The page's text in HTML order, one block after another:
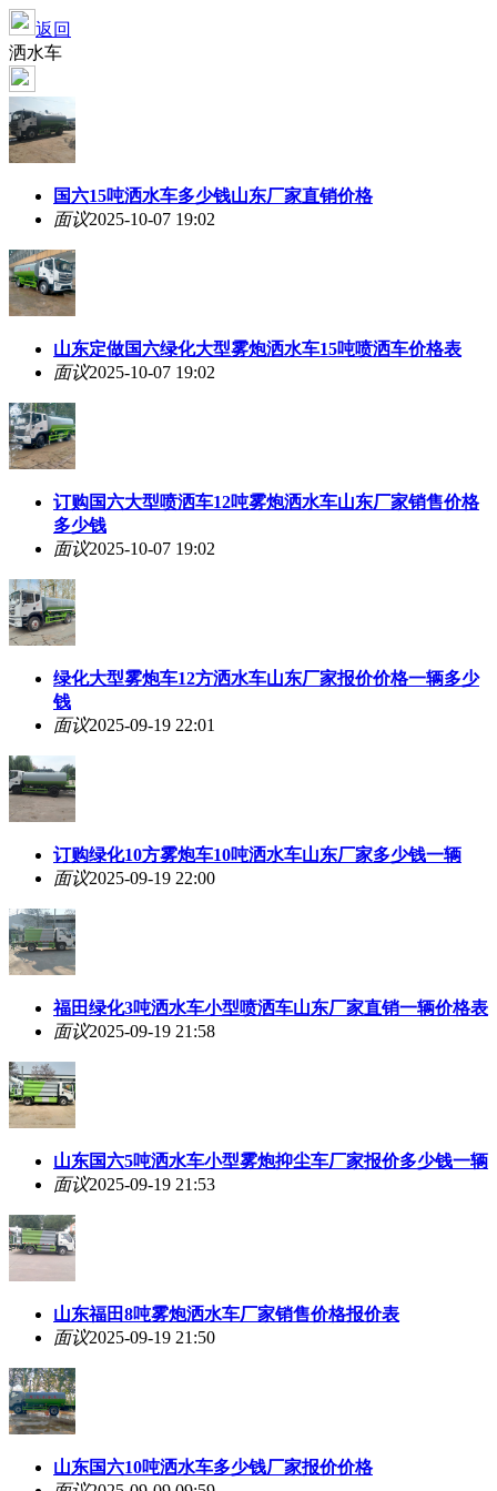
返回
洒水车
国六15吨洒水车多少钱山东厂家直销价格
面议2025-10-07 19:02
山东定做国六绿化大型雾炮洒水车15吨喷洒车价格表
面议2025-10-07 19:02
订购国六大型喷洒车12吨雾炮洒水车山东厂家销售价格
多少钱
面议2025-10-07 19:02
绿化大型雾炮车12方洒水车山东厂家报价价格一辆多少
钱
面议2025-09-19 22:01
订购绿化10方雾炮车10吨洒水车山东厂家多少钱一辆
面议2025-09-19 22:00
福田绿化3吨洒水车小型喷洒车山东厂家直销一辆价格表
面议2025-09-19 21:58
山东国六5吨洒水车小型雾炮抑尘车厂家报价多少钱一辆
面议2025-09-19 21:53
山东福田8吨雾炮洒水车厂家销售价格报价表
面议2025-09-19 21:50
山东国六10吨洒水车多少钱厂家报价价格